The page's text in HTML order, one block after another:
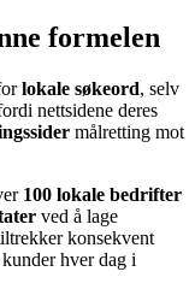
formelen
lokale søkeord, selv
nettsidene deres
målretting mot
100 lokale bedrifter
ved å lage
konsekvent
hver dag i